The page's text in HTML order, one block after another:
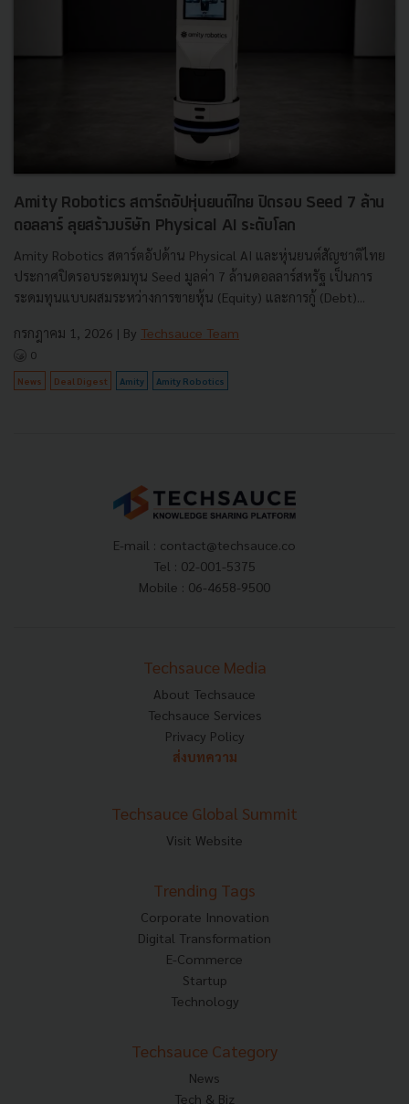
Amity Robotics สตาร์ตอัปหุ่นยนต์ไทย ปิดรอบ Seed 7 ล้าน
ดอลลาร์ ลุยสร้างบริษัท Physical AI ระดับโลก
Amity Robotics สตาร์ตอัปด้าน Physical AI และหุ่นยนต์สัญชาติไทย
ประกาศปิดรอบระดมทุน Seed มูลค่า 7 ล้านดอลลาร์สหรัฐ เป็นการ
ระดมทุนแบบผสมระหว่างการขายหุ้น (Equity) และการกู้ (Debt)...
กรกฎาคม 1, 2026 | By Techsauce Team
0
News Deal Digest Amity Amity Robotics
E-mail : contact@techsauce.co
Tel : 02-001-5375
Mobile : 06-4658-9500
Techsauce Media
About Techsauce
Techsauce Services
Privacy Policy
ส่งบทความ
Techsauce Global Summit
Visit Website
Trending Tags
Corporate Innovation
Digital Transformation
E-Commerce
Startup
Technology
Techsauce Category
News
Tech & Biz